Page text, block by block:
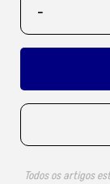
-
Todos os artigos